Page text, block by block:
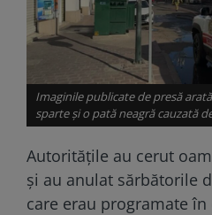
Imaginile publicate de presă
sparte și o pată neagră cauzată
Autoritățile au cerut
și au anulat sărbătorile
care erau programate în